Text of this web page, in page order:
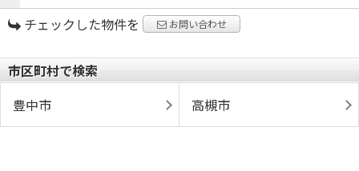
チェックした物件を お問い合わせ
市区町村で検索
豊中市
高槻市